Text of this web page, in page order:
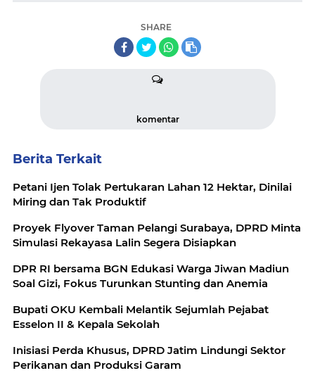
SHARE
komentar
Berita Terkait
Petani Ijen Tolak Pertukaran Lahan 12 Hektar, Dinilai
Miring dan Tak Produktif
Proyek Flyover Taman Pelangi Surabaya, DPRD Minta
Simulasi Rekayasa Lalin Segera Disiapkan
DPR RI bersama BGN Edukasi Warga Jiwan Madiun
Soal Gizi, Fokus Turunkan Stunting dan Anemia
Bupati OKU Kembali Melantik Sejumlah Pejabat
Esselon II & Kepala Sekolah
Inisiasi Perda Khusus, DPRD Jatim Lindungi Sektor
Perikanan dan Produksi Garam